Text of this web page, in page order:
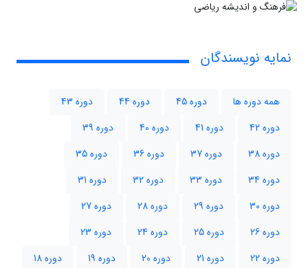
نمایه نویسندگان
همه دوره ها دوره 45 دوره 44
دوره 43
دوره 42
دوره 41 دوره 40
دوره 39
دوره 38
دوره 37 دوره 36
دوره 35
دوره 34
دوره 33 دوره 32
دوره 31
دوره 30
دوره 29 دوره 28
دوره 27
دوره 26
دوره 25 دوره 24
دوره 23
دوره 22
دوره 21 دوره 20 دوره 19
دوره 18